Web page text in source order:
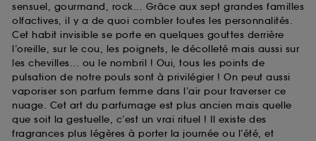
sensuel, gourmand, rock... Grâce aux sept grandes familles
olfactives, il y a de quoi combler toutes les personnalités.
Cet habit invisible se porte en quelques gouttes derrière
l’oreille, sur le cou, les poignets, le décolleté mais aussi sur
les chevilles... ou le nombril ! Oui, tous les points de
pulsation de notre pouls sont à privilégier ! On peut aussi
vaporiser son parfum femme dans l’air pour traverser ce
nuage. Cet art du parfumage est plus ancien mais quelle
que soit la gestuelle, c’est un vrai rituel ! Il existe des
fragrances plus légères à porter la journée ou l’été, et